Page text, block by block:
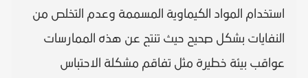
استخدام المواد الكيماوية المسممة وعدم التخلص من
النفايات بشكل صحيح حيث تنتج عن هذه الممارسات
عواقب بيئة خطيرة مثل تفاقم مشكلة الاحتباس